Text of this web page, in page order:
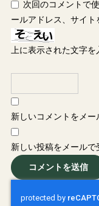
次回のコメントで
ールアドレス、サイト
上に表示された文字を
新しいコメントをメー
新しい投稿をメールで